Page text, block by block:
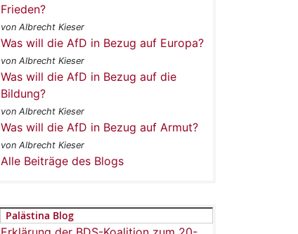
Frieden?
von Albrecht Kieser
Was will die AfD in Bezug auf Europa?
von Albrecht Kieser
Was will die AfD in Bezug auf die
Bildung?
von Albrecht Kieser
Was will die AfD in Bezug auf Armut?
von Albrecht Kieser
Alle Beiträge des Blogs
Palästina Blog